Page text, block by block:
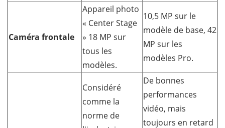
Caméra frontale
Appareil photo
« Center Stage
» 18 MP sur
tous les
modèles.
10,5 MP sur le
modèle de base, 42
MP sur les
modèles Pro.
Considéré
comme la
norme de
De bonnes
performances
vidéo, mais
toujours en retard